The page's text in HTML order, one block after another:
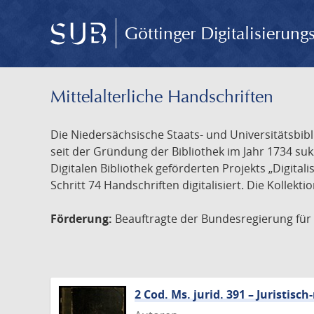
Göttinger
Mittelalterliche Handschriften
Die Niedersächsische Staats- und
seit der Gründung der Bibliothek im Jahr 1734
Digitalen Bibliothek geförderten Projekts
Schritt 74 Handschriften digitalisiert. Die
Förderung: Beauftragte der Bundesregierung
2 Cod. Ms. jurid. 391 –